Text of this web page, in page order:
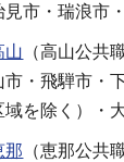
市・瑞浪市
山 （高山公共
・飛騨市・
を除く）・
那 （恵那公共